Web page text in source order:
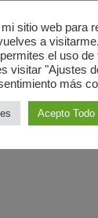
sitio web para
a
permites el uso
visitar "Ajustes
más
Acepto Todo